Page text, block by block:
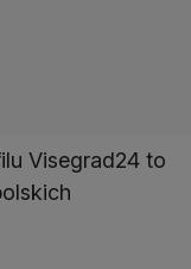
Visegrad24 to